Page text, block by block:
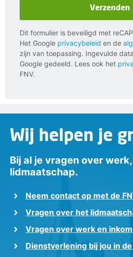
Dit formulier is beveiligd met
Het Google privacybeleid en de
zijn van toepassing. Ingevulde
Google gedeeld. Lees ook het
FNV.
Verzenden
Wij helpen je
Bij al je vragen over
lidmaatschap.
Neem contact op met de
Vragen over het
Vragen over werk en
Dienstverlening bij jou in